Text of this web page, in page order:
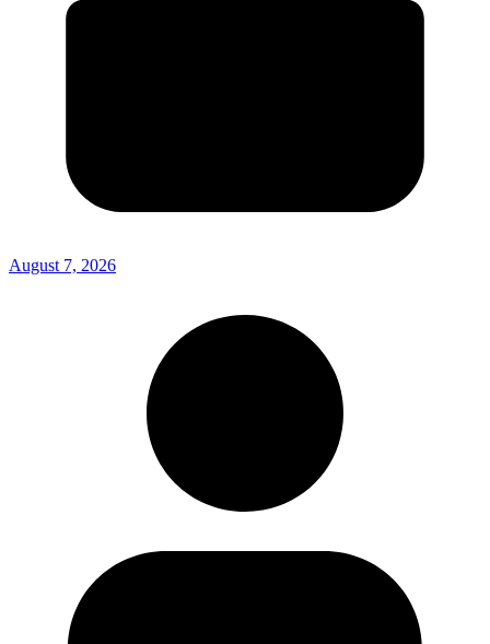
August 7, 2026